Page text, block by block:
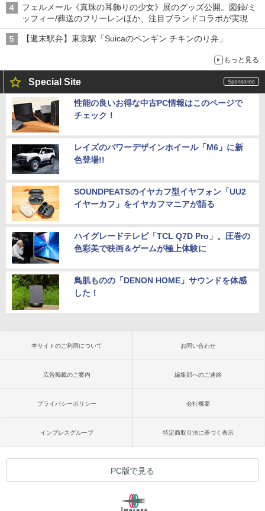
フェルメール《真珠の耳飾りの少女》展のグッズ公開。図録/ミ
ッフィー/葬送のフリーレンほか、注目ブランドコラボが実現
【週末駅弁】東京駅「Suicaのペンギン チキンのり弁」
もっと見る
Special Site
性能の良いお得な中古PC情報はこのページで
チェック！
レイズのパワーデザインホイール「M6」に新
色登場!!
SOUNDPEATSのイヤカフ型イヤフォン「UU2
イヤーカフ」をイヤカフマニアが語る
ハイグレードテレビ「TCL Q7D Pro」。圧巻の
色彩美で映画＆ゲームが極上体験に
鳥肌ものの「DENON HOME」サウンドを体感
した！
本サイトのご利用について お問い合わせ
広告掲載のご案内 編集部へのご連絡
プライバシーポリシー 会社概要
インプレスグループ 特定商取引法に基づく表示
PC版で見る